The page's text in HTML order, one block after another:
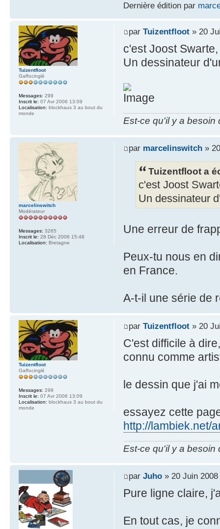
Dernière édition par
par Tuizentfloot» 20
c'est Joost
Un dessinateur
Est-ce qu'il y a besoin
Tuizentfloot
Gaffocinglé
Messages: 299
Inscrit le: 07 Avr 2006 13:09
Localisation: blockhaus 3 au bout du
monde
par marcelinswitch»
Tuizentfloot a
c'est Joost
Un dessinateur
Une erreur de
Peux-tu nous en
en France.
A-t-il une série de
marcelinswitch
Modérateur
Messages: 3265
Inscrit le: 28 Déc 2006 15:48
Localisation: Bretagne
par Tuizentfloot» 20
C'est difficile à
connu comme
le dessin que j'ai
essayez cette
http://lambiek.net/
Est-ce qu'il y a besoin
Tuizentfloot
Gaffocinglé
Messages: 299
Inscrit le: 07 Avr 2006 13:09
Localisation: blockhaus 3 au bout du
monde
par Juho» 20 Juin 2008
Pure ligne claire,
En tout cas, je